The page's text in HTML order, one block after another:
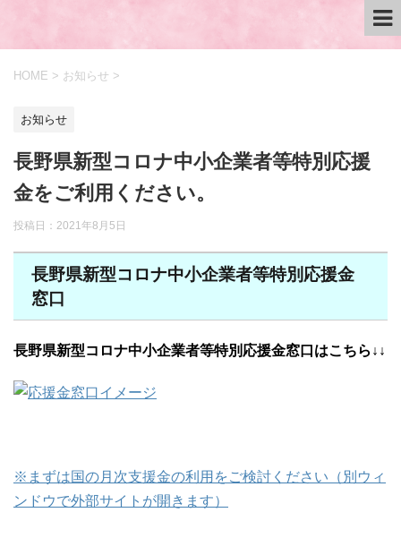
HOME > お知らせ >
お知らせ
長野県新型コロナ中小企業者等特別応援
金をご利用ください。
投稿日： 2021年8月5日
長野県新型コロナ中小企業者等特別応援金
窓口
長野県新型コロナ中小企業者等特別応援金窓口はこちら↓↓
※まずは国の月次支援金の利用をご検討ください（別ウィ
ンドウで外部サイトが開きます）